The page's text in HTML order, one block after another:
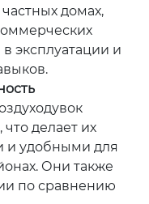
домах,
эксплуатации и
делает их
и удобными для
Они также
по сравнению